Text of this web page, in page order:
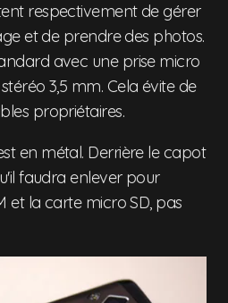
respectivement de gérer
et de prendre des photos.
avec une prise micro
3,5 mm. Cela évite de
propriétaires.
en métal. Derrière le capot
faudra enlever pour
et la carte micro SD, pas